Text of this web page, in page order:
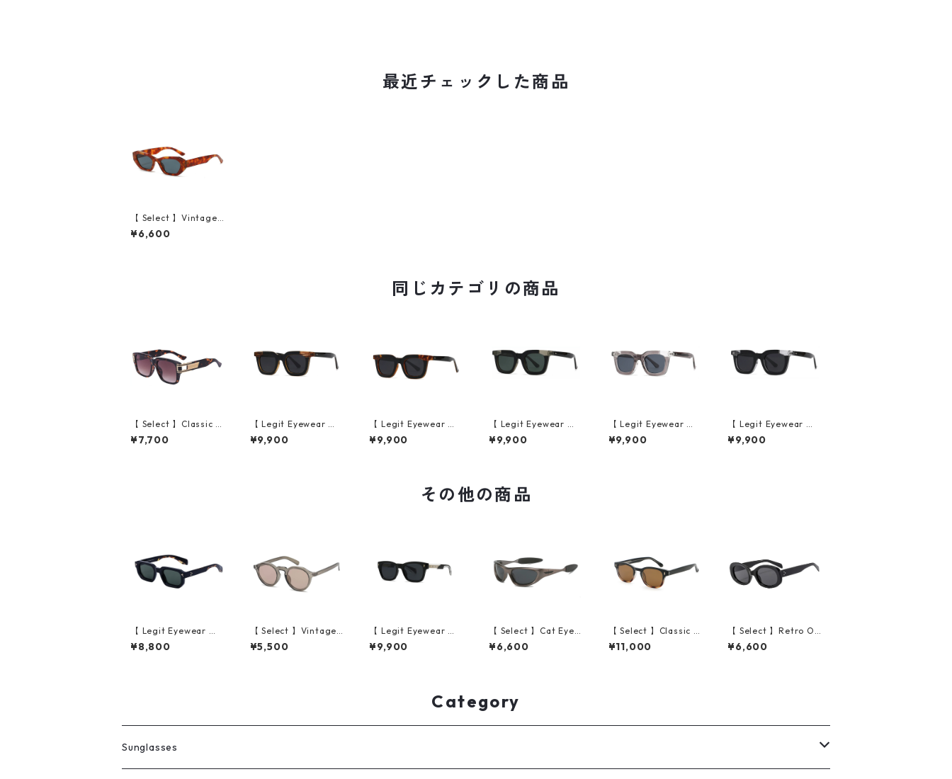
最近チェックした商品
【 Select 】Vintage I
rregular Cat Eye Sun
glasses (Demi/Grey)
¥6,600
同じカテゴリの商品
【 Select 】Classic V
intage Square Large
Flame Sunglasses (D
¥7,700
【 Legit Eyewear 】S
unglasses Konoe (Bl
ack Wood/Grey)
¥9,900
【 Legit Eyewear 】S
unglasses Konoe (Bl
ack Demi/Grey)
¥9,900
【 Legit Eyewear 】S
unglasses Konoe (Bl
ack Clear Grey/Gree
¥9,900
【 Legit Eyewear 】S
unglasses Konoe (Cl
ear Grey/Grey)
¥9,900
【 Legit Eyewear 】S
unglasses Konoe (Bl
ack Clear/Grey)
¥9,900
その他の商品
【 Legit Eyewear 】S
unglasses Shirakawa
(Black Demi/Green)
¥8,800
【 Select 】Vintage
Retro Crown Pant Fr
ame Sunglasses (Cle
¥5,500
【 Legit Eyewear 】S
unglasses Reizei (Bl
ack/Smoke)
¥9,900
【 Select 】Cat Eye P
olarized Wide Lens S
unglasses (Gun gre
¥6,600
【 Select 】Classic S
quare Frame High Q
uality Sunglasses (Bl
¥11,000
【 Select 】Retro Ov
al Flame Sunglasses
(Black/Grey）
¥6,600
Category
Sunglasses